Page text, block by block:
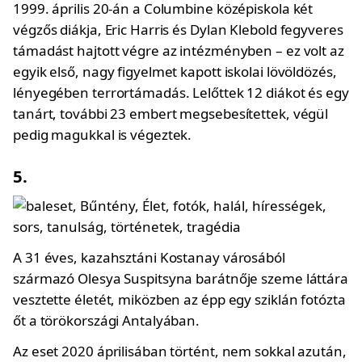
1999. április 20-án a Columbine középiskola két
végzős diákja, Eric Harris és Dylan Klebold fegyveres
támadást hajtott végre az intézményben – ez volt az
egyik első, nagy figyelmet kapott iskolai lövöldözés,
lényegében terrortámadás. Lelőttek 12 diákot és egy
tanárt, további 23 embert megsebesítettek, végül
pedig magukkal is végeztek.
5.
A 31 éves, kazahsztáni Kostanay városából
származó Olesya Suspitsyna barátnője szeme láttára
vesztette életét, miközben az épp egy sziklán fotózta
őt a törökországi Antalyában.
Az eset 2020 áprilisában történt, nem sokkal azután,